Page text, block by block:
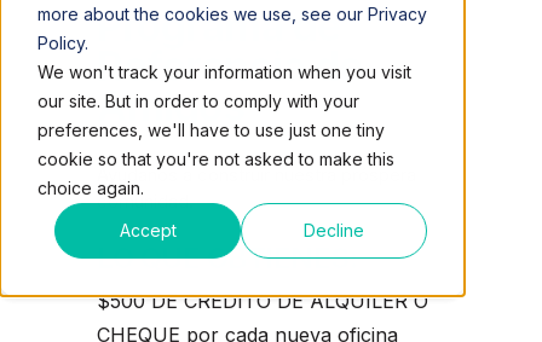
more about the cookies we use, see our Privacy
Policy.
We won't track your information when you visit
our site. But in order to comply with your
preferences, we'll have to use just one tiny
cookie so that you're not asked to make this
choice again.
Accept Decline
Programa de
Referencia de
Amigos ​
Ayúdanos a construir nuestra próspera
comunidad.
LO QUE OBTIENES:
$500 DE CRÉDITO DE ALQUILER O
CHEQUE por cada nueva oficina